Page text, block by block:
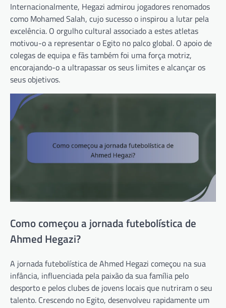
Internacionalmente, Hegazi admirou jogadores renomados
como Mohamed Salah, cujo sucesso o inspirou a lutar pela
excelência. O orgulho cultural associado a estes atletas
motivou-o a representar o Egito no palco global. O apoio de
colegas de equipa e fãs também foi uma força motriz,
encorajando-o a ultrapassar os seus limites e alcançar os
seus objetivos.
Como começou a jornada futebolística de
Ahmed Hegazi?
A jornada futebolística de Ahmed Hegazi começou na sua
infância, influenciada pela paixão da sua família pelo
desporto e pelos clubes de jovens locais que nutriram o seu
talento. Crescendo no Egito, desenvolveu rapidamente um